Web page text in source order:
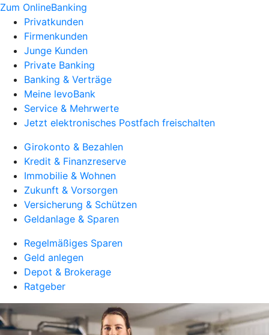
Zum OnlineBanking
Privatkunden
Firmenkunden
Junge Kunden
Private Banking
Banking & Verträge
Meine levoBank
Service & Mehrwerte
Jetzt elektronisches Postfach freischalten
Girokonto & Bezahlen
Kredit & Finanzreserve
Immobilie & Wohnen
Zukunft & Vorsorgen
Versicherung & Schützen
Geldanlage & Sparen
Regelmäßiges Sparen
Geld anlegen
Depot & Brokerage
Ratgeber